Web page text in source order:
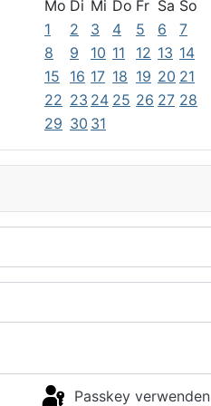
Mo Di Mi Do Fr Sa So
1
2 3 4 5 6
7
8
9 10 11 12 13 14
15
16 17 18 19 20 21
22 23 24 25 26 27 28
29 30 31
Passkey verwenden